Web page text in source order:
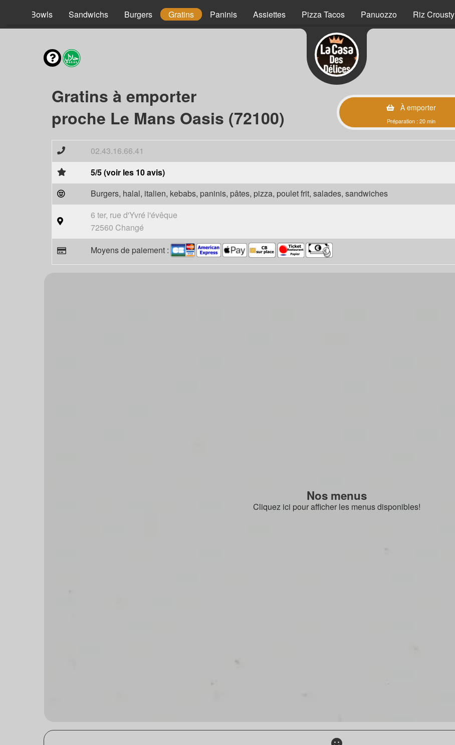
Bowls Sandwichs Burgers Gratins Paninis Assiettes Pizza Tacos Panuozzo Riz Crousty
Gratins à emporter
proche Le Mans Oasis (72100)
À emporter
Préparation : 20 min
02.43.16.66.41
5/5 (voir les 10 avis)
Burgers, halal, italien, kebabs, paninis, pâtes, pizza, poulet frit, salades, sandwiches
6 ter, rue d'Yvré l'évêque
72560 Changé
Moyens de paiement :
Nos menus
Cliquez ici pour afficher les menus disponibles!